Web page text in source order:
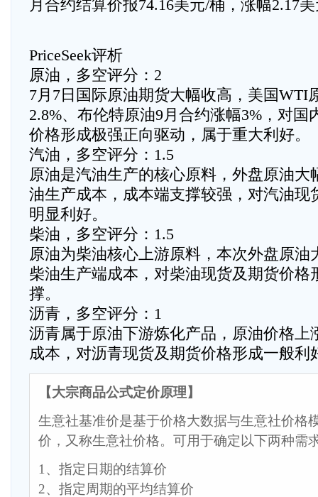
月合约结算价报74.16美元/桶，涨幅2.17
PriceSeek评析
原油，多空评分：2
7月7日国际原油期货大幅收高，美国WTI
2.8%、布伦特原油9月合约涨幅3%，对国
价格形成极强正向驱动，属于重大利好。
汽油，多空评分：1.5
原油是汽油生产的核心原料，外盘原油大
油生产成本，成本端支撑较强，对汽油现
明显利好。
柴油，多空评分：1.5
原油为柴油核心上游原料，本次外盘原油
柴油生产端成本，对柴油现货及期货价格
撑。
沥青，多空评分：1
沥青属于原油下游炼化产品，原油价格上
成本，对沥青现货及期货价格形成一般利
【大宗商品公式定价原理】
生意社基准价是基于价格大数据与生意社价格
价，又称生意社价格。可用于确定以下两种需
1、指定日期的结算价
2、指定周期的平均结算价